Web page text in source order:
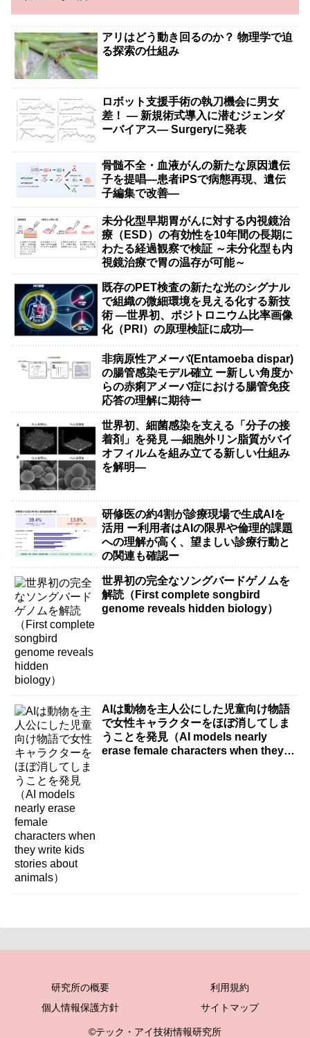
アリはどう動き回るのか？ 物理学で迫
る探索の仕組み
ロボット支援手術の執刀機会に男女
差！ — 新規術式導入に潜むジェンダ
ーバイアス— Surgeryに発表
骨髄不全・血液がんの新たな原因遺伝
子を提唱―患者iPSで病態再現、遺伝
子編集で改善―
未分化型早期胃がんに対する内視鏡治
療（ESD）の有効性を10年間の長期に
わたる経過観察で検証 ～未分化型も内
視鏡治療で胃の温存が可能～
既存のPET検査の新たな光のシグナル
で組織の微細環境を見える化する新技
術 ―世界初、ポジトロニウム比率画像
化（PRI）の原理検証に成功―
非病原性アメーバ(Entamoeba dispar)
の腸管感染モデル確立 ー新しい角度か
らの赤痢アメーバ症における腸管免疫
応答の理解に期待ー
世界初、細菌感染を支える「分子の接
着剤」を発見 ―細胞外リン脂質がバイ
オフィルムを組み立てる新しい仕組み
を解明―
研修医の約4割が診療現場で生成AIを
活用 ー利用者はAIの限界や倫理的課題
への理解が高く、望ましい診療行動と
の関連も確認ー
世界初の完全なソングバードゲノムを
解読（First complete songbird
genome reveals hidden biology）
AIは動物を主人公にした児童向け物語
で女性キャラクターをほぼ消してしま
うことを発見（AI models nearly
erase female characters when they
研究所の概要
利用規約
個人情報保護方針
サイトマップ
©テック・アイ技術情報研究所